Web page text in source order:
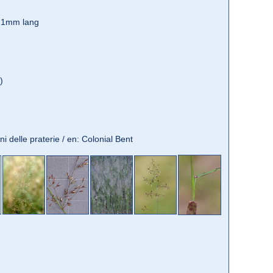
lang
delle praterie / en: Colonial Bent